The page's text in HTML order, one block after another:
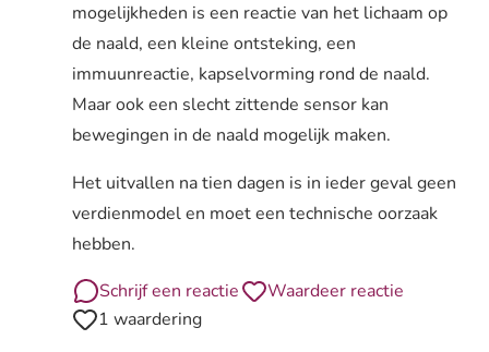
mogelijkheden is een reactie van het lichaam op
de naald, een kleine ontsteking, een
immuunreactie, kapselvorming rond de naald.
Maar ook een slecht zittende sensor kan
bewegingen in de naald mogelijk maken.
Het uitvallen na tien dagen is in ieder geval geen
verdienmodel en moet een technische oorzaak
hebben.
Schrijf een reactie
Waardeer reactie
1 waardering